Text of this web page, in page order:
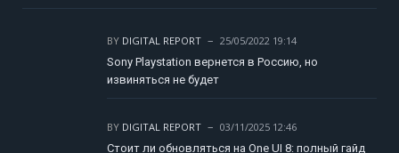
BY DIGITAL REPORT
25/05/2022 19:14
Sony Playstation вернется в Россию, но
извиняться не будет
BY DIGITAL REPORT
03/11/2025 12:46
Стоит ли обновляться на One UI 8: полный гайд